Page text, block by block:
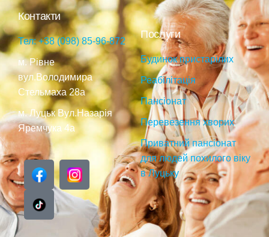
Контакти
Тел: +38 (098) 85-96-872
м. Рівне
вул.Володимира
Стельмаха 28a
м. Луцьк Вул.Назарія
Яремчука 4а
Послуги
Будинок пристарілих
Реабілітація
Пансіонат
Перевезення хворих
Приватний пансіонат
для людей похилого віку
в Луцьку